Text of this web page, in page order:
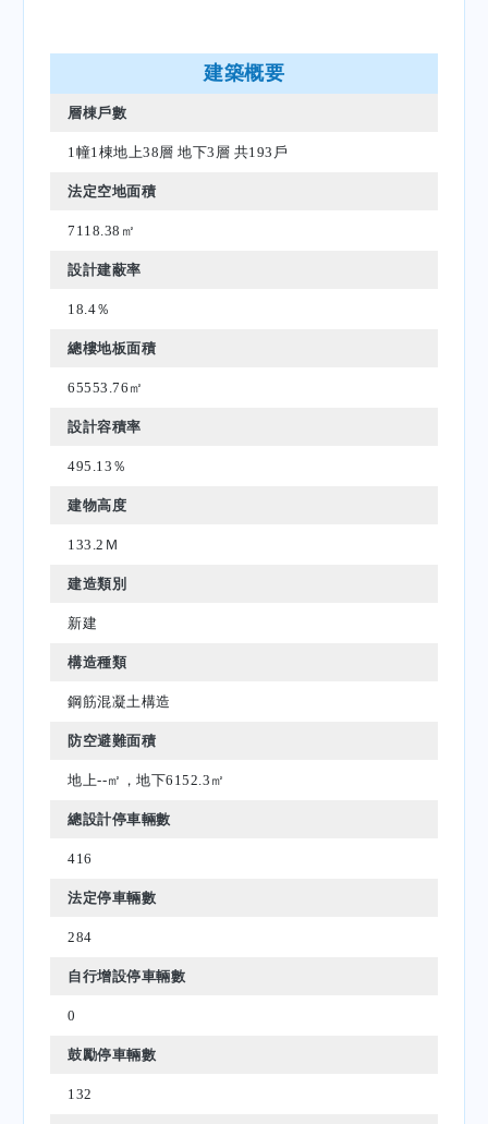
建築概要
層棟戶數
1幢1棟地上38層 地下3層 共193戶
法定空地面積
7118.38㎡
設計建蔽率
18.4％
總樓地板面積
65553.76㎡
設計容積率
495.13％
建物高度
133.2Ｍ
建造類別
新建
構造種類
鋼筋混凝土構造
防空避難面積
地上--㎡，地下6152.3㎡
總設計停車輛數
416
法定停車輛數
284
自行增設停車輛數
0
鼓勵停車輛數
132